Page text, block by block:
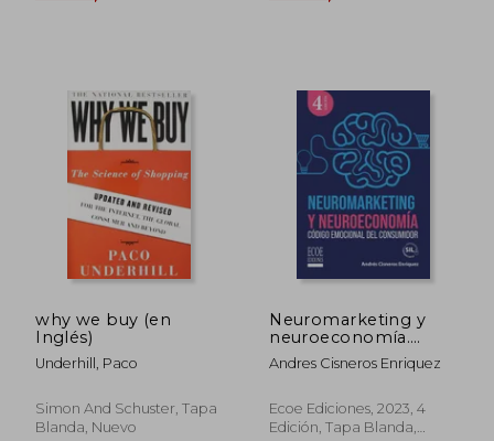
50%
dcto.
$ 124.470
$ 62.235
50%
dcto.
why we buy (en
Inglés)
Underhill, Paco
Simon And Schuster, Tapa
Blanda, Nuevo
Neuromarketing y
neuroeconomía.
Código emocional del
consumidor - 4ta
Andres Cisneros Enriquez
Ecoe Ediciones, 2023, 4
Edición, Tapa Blanda,